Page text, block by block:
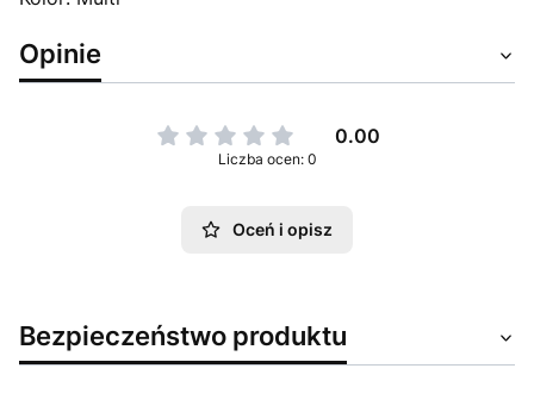
Opinie
0.00
Liczba ocen: 0
Oceń i opisz
Bezpieczeństwo produktu